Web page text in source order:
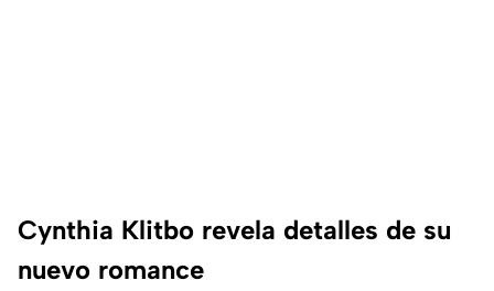
Cynthia Klitbo revela detalles de su
nuevo romance